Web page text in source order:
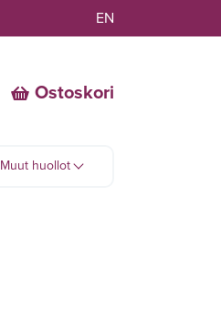
EN
Ostoskori
Muut huollot